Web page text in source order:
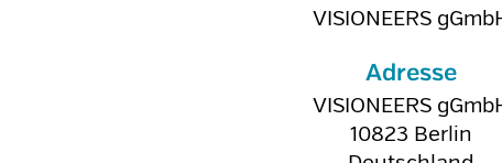
VISIONEERS
Adresse
VISIONEERS
10823 Berlin